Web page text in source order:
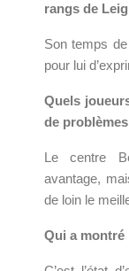
rangs de
Son temps
pour lui
Quels
de
Le centre
avantage,
de loin le
Qui a montré